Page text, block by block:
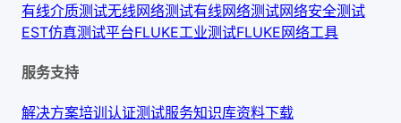
有线介质测试无线网络测试有线网络测试网络安全测试
EST仿真测试平台FLUKE工业测试FLUKE网络工具
服务支持
解决方案培训认证测试服务知识库资料下载